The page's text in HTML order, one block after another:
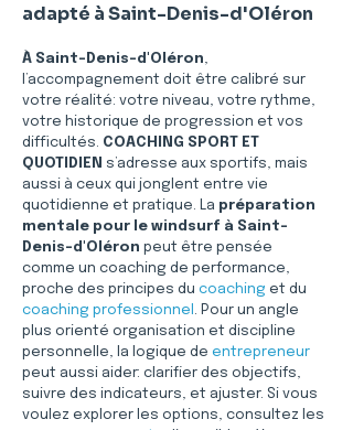
adapté à Saint-Denis-d'Oléron
À Saint-Denis-d'Oléron,
l’accompagnement doit être calibré sur
votre réalité: votre niveau, votre rythme,
votre historique de progression et vos
difficultés. COACHING SPORT ET
QUOTIDIEN s’adresse aux sportifs, mais
aussi à ceux qui jonglent entre vie
quotidienne et pratique. La préparation
mentale pour le windsurf à Saint-
Denis-d'Oléron peut être pensée
comme un coaching de performance,
proche des principes du coaching et du
coaching professionnel . Pour un angle
plus orienté organisation et discipline
personnelle, la logique de entrepreneur
peut aussi aider: clarifier des objectifs,
suivre des indicateurs, et ajuster. Si vous
voulez explorer les options, consultez les